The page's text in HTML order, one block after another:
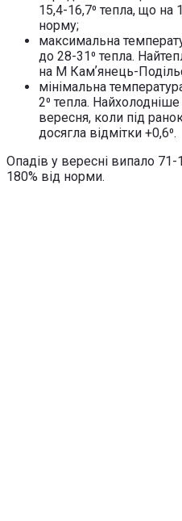
15,4-16,7⁰ тепла, що на
норму;
максимальна
до 28-31⁰ тепла.
на М Камʼянець-
мінімальна
2⁰ тепла.
вересня, коли під
досягла відмітки +0,6⁰.
Опадів у вересні випало
180% від норми.